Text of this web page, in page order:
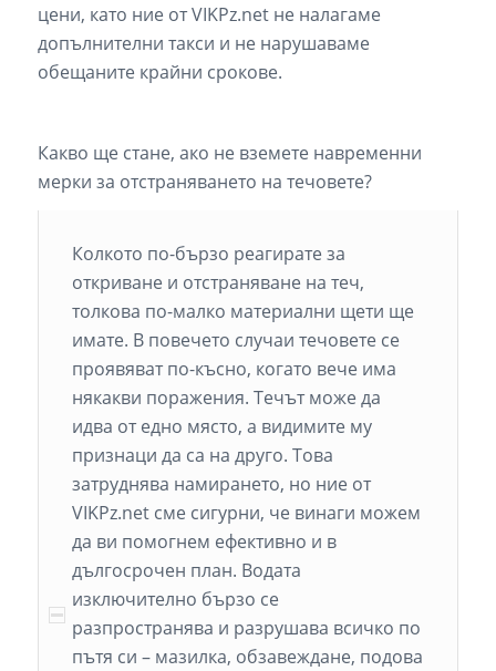
цени, като ние от VIKPz.net не налагаме
допълнителни такси и не нарушаваме
обещаните крайни срокове.
Какво ще стане, ако не вземете навременни
мерки за отстраняването на течовете?
Колкото по-бързо реагирате за
откриване и отстраняване на теч,
толкова по-малко материални щети ще
имате. В повечето случаи течовете се
проявяват по-късно, когато вече има
някакви поражения. Течът може да
идва от едно място, а видимите му
признаци да са на друго. Това
затруднява намирането, но ние от
VIKPz.net сме сигурни, че винаги можем
да ви помогнем ефективно и в
дългосрочен план. Водата
изключително бързо се
разпространява и разрушава всичко по
пътя си – мазилка, обзавеждане, подова